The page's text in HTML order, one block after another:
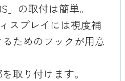
の取付は簡単。
スプレイには視度補
ためのフックが用意
取り付けます。